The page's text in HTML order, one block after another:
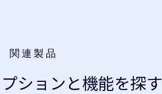
関連製品
ションと機能を探す